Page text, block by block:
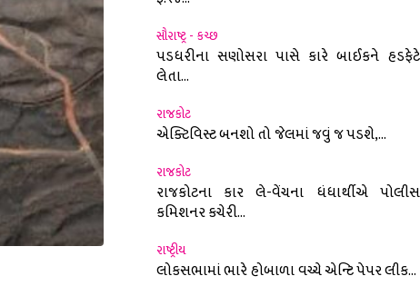
સૌરાષ્ટ્ર - કચ્છ
પડધરીના સણોસરા પાસે કારે બાઈકને હડફેટે
લેતા...
રાજકોટ
એક્ટિવિસ્ટ બનશો તો જેલમાં જવું જ પડશે,...
રાજકોટ
રાજકોટના કાર લે-વેંચના ધંધાર્થીએ પોલીસ
કમિશનર કચેરી...
રાષ્ટ્રીય
લોકસભામાં ભારે હોબાળા વચ્ચે એન્ટિ પેપર લીક...